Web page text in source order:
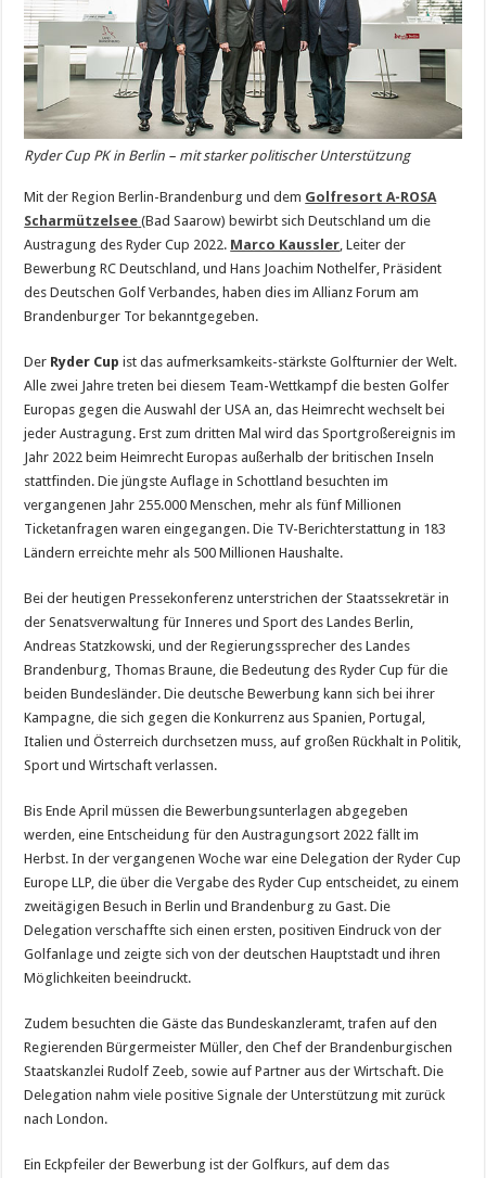
Ryder Cup PK in Berlin – mit starker politischer Unterstützung
Mit der Region Berlin-Brandenburg und dem Golfresort A-ROSA
Scharmützelsee (Bad Saarow) bewirbt sich Deutschland um die
Austragung des Ryder Cup 2022. Marco Kaussler , Leiter der
Bewerbung RC Deutschland, und Hans Joachim Nothelfer, Präsident
des Deutschen Golf Verbandes, haben dies im Allianz Forum am
Brandenburger Tor bekanntgegeben.
Der Ryder Cup ist das aufmerksamkeits-stärkste Golfturnier der Welt.
Alle zwei Jahre treten bei diesem Team-Wettkampf die besten Golfer
Europas gegen die Auswahl der USA an, das Heimrecht wechselt bei
jeder Austragung. Erst zum dritten Mal wird das Sportgroßereignis im
Jahr 2022 beim Heimrecht Europas außerhalb der britischen Inseln
stattfinden. Die jüngste Auflage in Schottland besuchten im
vergangenen Jahr 255.000 Menschen, mehr als fünf Millionen
Ticketanfragen waren eingegangen. Die TV-Berichterstattung in 183
Ländern erreichte mehr als 500 Millionen Haushalte.
Bei der heutigen Pressekonferenz unterstrichen der Staatssekretär in
der Senatsverwaltung für Inneres und Sport des Landes Berlin,
Andreas Statzkowski, und der Regierungssprecher des Landes
Brandenburg, Thomas Braune, die Bedeutung des Ryder Cup für die
beiden Bundesländer. Die deutsche Bewerbung kann sich bei ihrer
Kampagne, die sich gegen die Konkurrenz aus Spanien, Portugal,
Italien und Österreich durchsetzen muss, auf großen Rückhalt in Politik,
Sport und Wirtschaft verlassen.
Bis Ende April müssen die Bewerbungsunterlagen abgegeben
werden, eine Entscheidung für den Austragungsort 2022 fällt im
Herbst. In der vergangenen Woche war eine Delegation der Ryder Cup
Europe LLP, die über die Vergabe des Ryder Cup entscheidet, zu einem
zweitägigen Besuch in Berlin und Brandenburg zu Gast. Die
Delegation verschaffte sich einen ersten, positiven Eindruck von der
Golfanlage und zeigte sich von der deutschen Hauptstadt und ihren
Möglichkeiten beeindruckt.
Zudem besuchten die Gäste das Bundeskanzleramt, trafen auf den
Regierenden Bürgermeister Müller, den Chef der Brandenburgischen
Staatskanzlei Rudolf Zeeb, sowie auf Partner aus der Wirtschaft. Die
Delegation nahm viele positive Signale der Unterstützung mit zurück
nach London.
Ein Eckpfeiler der Bewerbung ist der Golfkurs, auf dem das